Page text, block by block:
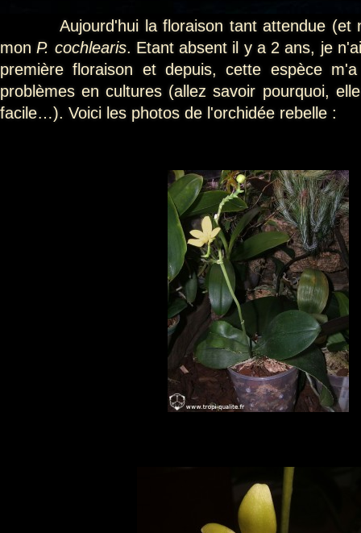
Aujourd'hui la floraison tant attendue (et
monP. cochlearis. Etant absent il y a 2 ans, je
première floraison et depuis, cette espèce
problèmes en cultures (allez savoir pourquoi,
facile…). Voici les photos de l'orchidée rebelle :